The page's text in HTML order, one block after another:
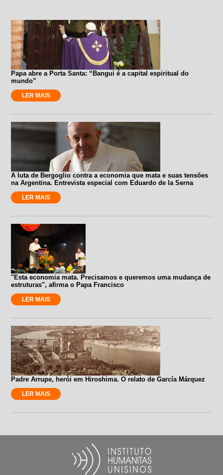
Papa abre a Porta Santa: “Bangui é a capital espiritual do
mundo”
LER MAIS
A luta de Bergoglio contra a economia que mata e suas tensões
na Argentina. Entrevista especial com Eduardo de la Serna
LER MAIS
"Esta economia mata. Precisamos e queremos uma mudança de
estruturas", afirma o Papa Francisco
LER MAIS
Padre Arrupe, herói em Hiroshima. O relato de García Márquez
LER MAIS